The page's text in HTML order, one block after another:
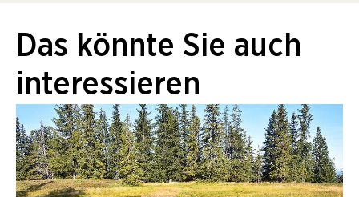
Das könnte Sie auch
interessieren